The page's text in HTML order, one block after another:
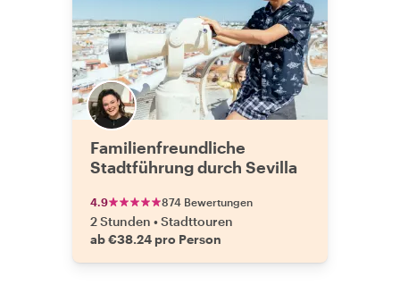
Familienfreundliche
Stadtführung durch Sevilla
4.9 874 Bewertungen
2 Stunden •Stadttouren
ab €38.24 pro Person